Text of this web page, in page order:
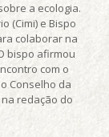
a ecologia.
(Cimi) e Bispo
colaborar na
bispo afirmou
com o
Conselho da
redação do